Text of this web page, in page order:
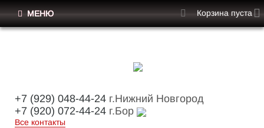
+7 (929) 048-44-24 г.Нижний Новгород
+7 (920) 072-44-24 г.Бор
Все контакты
МЕНЮ Корзина пуста